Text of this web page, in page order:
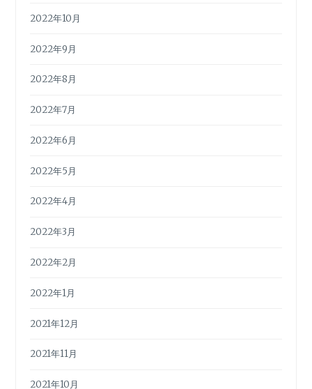
2022年10月
2022年9月
2022年8月
2022年7月
2022年6月
2022年5月
2022年4月
2022年3月
2022年2月
2022年1月
2021年12月
2021年11月
2021年10月